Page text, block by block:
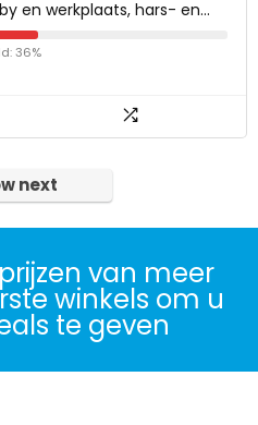
en werkplaats, hars- en…
36%
next
van meer
winkels om u
te geven